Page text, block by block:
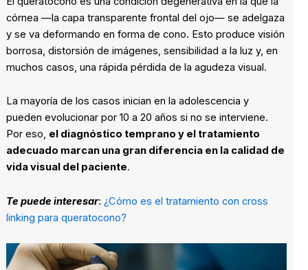
córnea —la capa transparente frontal del ojo— se adelgaza
y se va deformando en forma de cono. Esto produce visión
borrosa, distorsión de imágenes, sensibilidad a la luz y, en
muchos casos, una rápida pérdida de la agudeza visual.
La mayoría de los casos inician en la adolescencia y
pueden evolucionar por 10 a 20 años si no se interviene.
Por eso, el diagnóstico temprano y el tratamiento
adecuado marcan una gran diferencia en la calidad de
vida visual del paciente.
Te puede interesar: ¿Cómo es el tratamiento con cross
linking para queratocono?